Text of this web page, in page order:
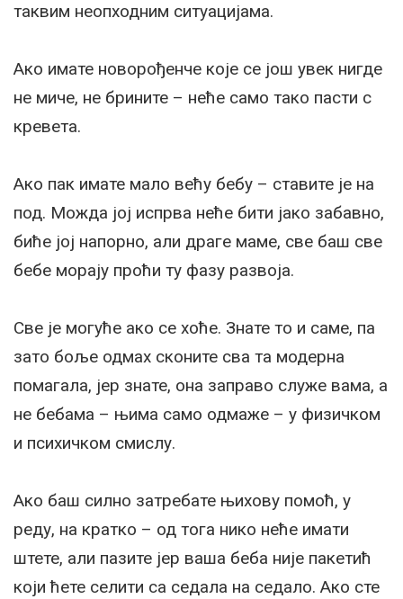
таквим неопходним ситуацијама.
Ако имате новорођенче које се још увек нигде
не миче, не брините – неће само тако пасти с
кревета.
Ако пак имате мало већу бебу – ставите је на
под. Можда јој испрва неће бити јако забавно,
биће јој напорно, али драге маме, све баш све
бебе морају проћи ту фазу развоја.
Све је могуће ако се хоће. Знате то и саме, па
зато боље одмах сконите сва та модерна
помагала, јер знате, она заправо служе вама, а
не бебама – њима само одмаже – у физичком
и психичком смислу.
Ако баш силно затребате њихову помоћ, у
реду, на кратко – од тога нико неће имати
штете, али пазите јер ваша беба није пакетић
који ћете селити са седала на седало. Ако сте